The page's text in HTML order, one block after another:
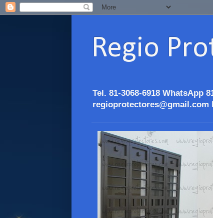
Regio
Tel. 81-3068-6918 WhatsApp
regioprotectores@gmail.com